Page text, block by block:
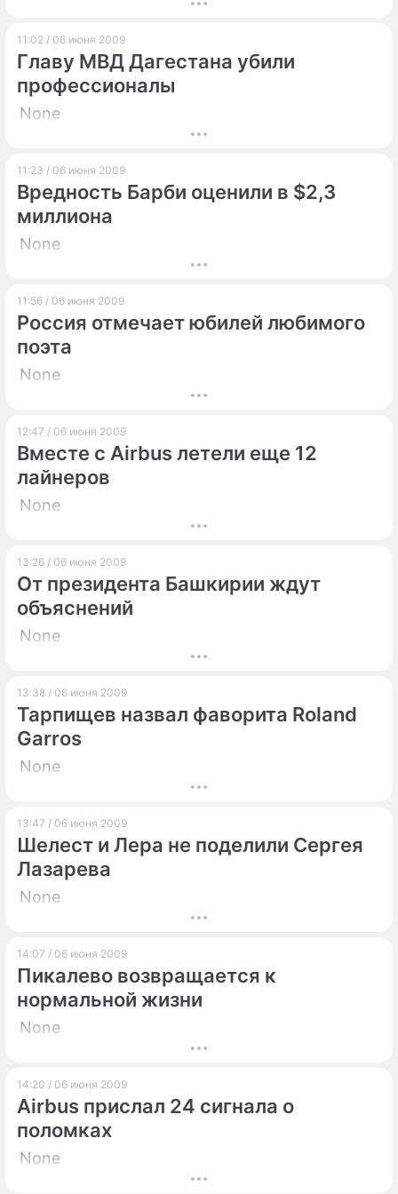
О ПРОЕКТЕ
11:02 / 06 июня 2009
Главу МВД Дагестана убили
профессионалы
None
11:23 / 06 июня 2009
Вредность Барби оценили в $2,3
миллиона
None
11:56 / 06 июня 2009
Россия отмечает юбилей любимого
поэта
None
12:47 / 06 июня 2009
Вместе с Airbus летели еще 12
лайнеров
None
13:26 / 06 июня 2009
От президента Башкирии ждут
объяснений
None
13:38 / 06 июня 2009
Тарпищев назвал фаворита Roland
Garros
None
13:47 / 06 июня 2009
Шелест и Лера не поделили Сергея
Лазарева
None
14:07 / 06 июня 2009
Пикалево возвращается к
нормальной жизни
None
14:20 / 06 июня 2009
Airbus прислал 24 сигнала о
поломках
None